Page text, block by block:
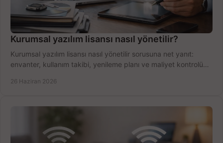
Kurumsal yazılım lisansı nasıl yönetilir?
Kurumsal yazılım lisansı nasıl yönetilir sorusuna net yanıt:
envanter, kullanım takibi, yenileme planı ve maliyet kontrolü
26 Haziran 2026